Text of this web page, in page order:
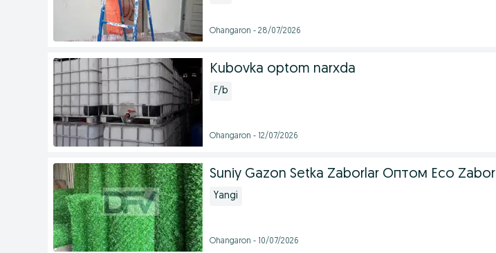
Ohangaron - 28/07/2026
Kubovka optom narxda
F/b
Ohangaron - 12/07/2026
Suniy Gazon Setka Zaborlar Оптом Eco Zabor
Yangi
Ohangaron - 10/07/2026